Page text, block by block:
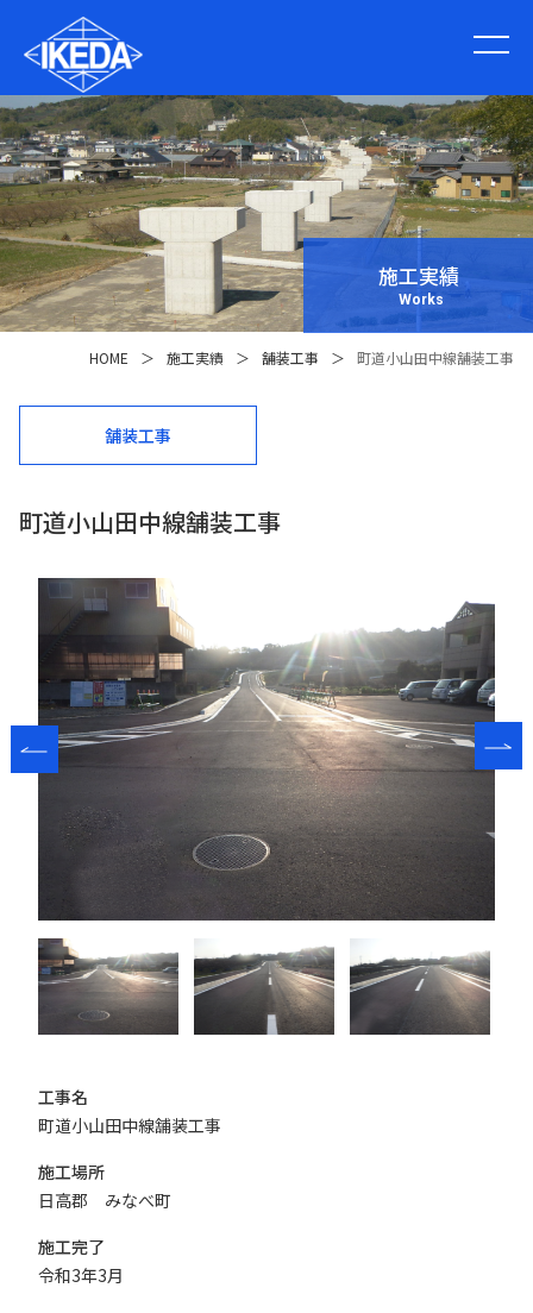
施工実績
Works
HOME ＞ 施工実績 ＞ 舗装工事 ＞ 町道小山田中線舗装工事
舗装工事
町道小山田中線舗装工事
工事名
町道小山田中線舗装工事
施工場所
日高郡 みなべ町
施工完了
令和3年3月